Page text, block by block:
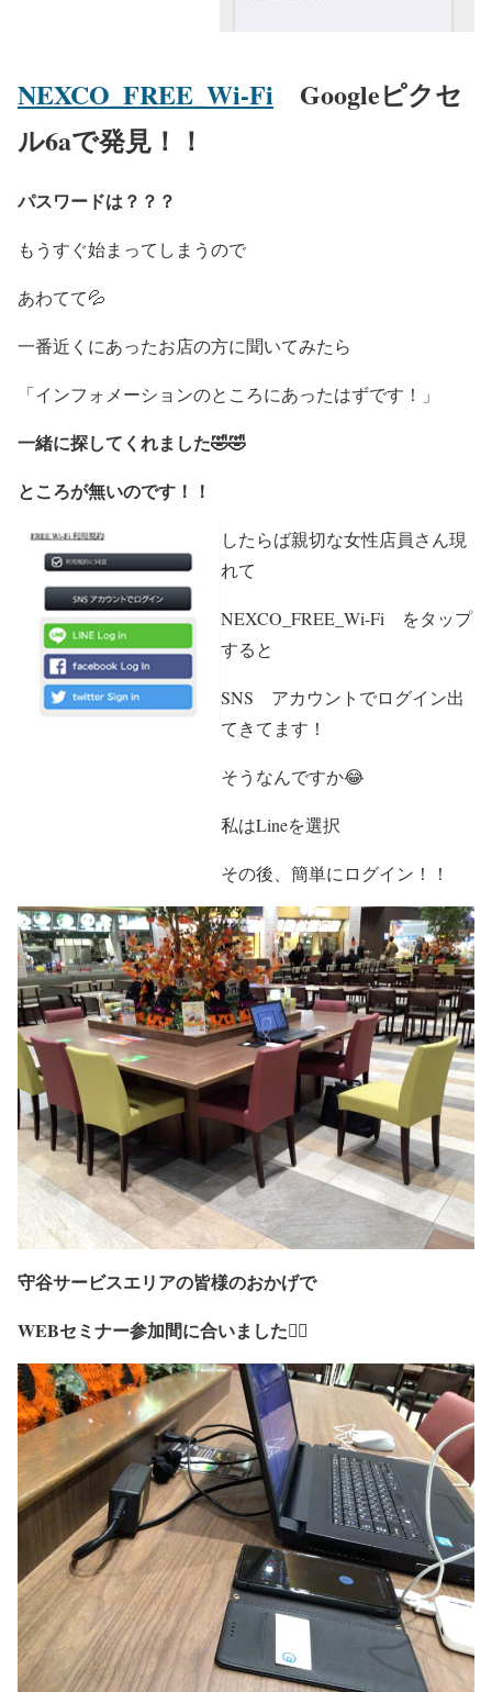
NEXCO_FREE_Wi-Fi Googleピクセ
ル6aで発見！！
パスワードは？？？
もうすぐ始まってしまうので
あわてて💦
一番近くにあったお店の方に聞いてみたら
「インフォメーションのところにあったはずです！」
一緒に探してくれました🤣🤣
ところが無いのです！！
したらば親切な女性店員さん現
れて
NEXCO_FREE_Wi-Fi をタップ
すると
SNS アカウントでログイン出
てきてます！
そうなんですか😂
私はLineを選択
その後、簡単にログイン！！
守谷サービスエリアの皆様のおかげで
WEBセミナー参加間に合いました🙇‍♂️